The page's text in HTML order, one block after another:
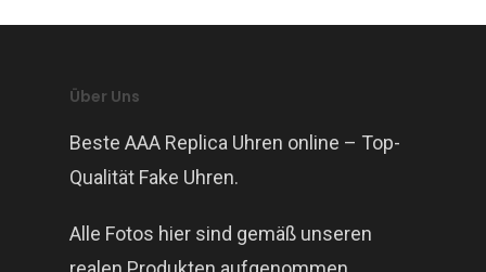
Über Uns
Beste AAA Replica Uhren online – Top-
Qualität Fake Uhren.
Alle Fotos hier sind gemäß unseren